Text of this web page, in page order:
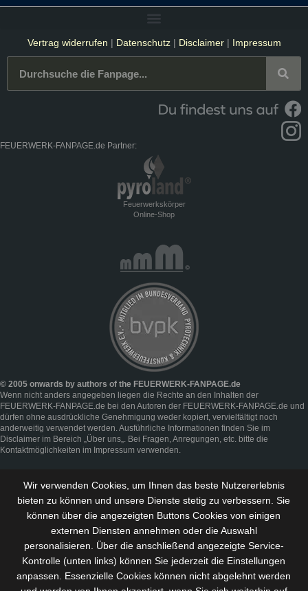
Vertrag widerrufen | Datenschutz| Disclaimer| Impressum
FEUERWERK-FANPAGE.de Partner:
Feuerwerkskörper
Online-Shop
© 2005 onwards by authors of the FEUERWERK-FANPAGE.de
Wenn nicht anders angegeben liegen die Rechte an den Inhalten der
FEUERWERK-FANPAGE.de bei den Autoren der FEUERWERK-FANPAGE.de und
dürfen ohne ausdrückliche Genehmigung weder kopiert, vervielfältigt noch
anderweitig verwendet werden. Ausführliche Informationen finden Sie im
Disclaimer im Bereich „ Über uns „. Bei Fragen, Anregungen, etc. bitte die
Kontaktmöglichkeiten im Impressum verwenden.
Wir verwenden Cookies, um Ihnen das beste Nutzererlebnis
bieten zu können und unsere Dienste stetig zu verbessern . Sie
können über die angezeigten Buttons Cookies von einigen
externen Diensten annehmen oder die Auswahl
personalisieren. Über die anschließend angezeigte Service-
Kontrolle (unten links) können Sie jederzeit die Einstellungen
anpassen. Essenzielle Cookies können nicht abgelehnt werden